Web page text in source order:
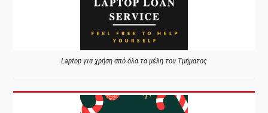
Laptop για χρήση από όλα τα μέλη του Τμήματος